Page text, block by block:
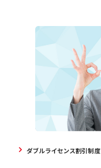
ダブルライセンス割引制度